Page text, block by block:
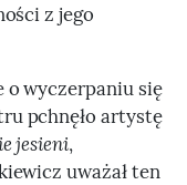
z jego
o wyczerpaniu się
pchnęło artystę
jesieni,
uważał ten